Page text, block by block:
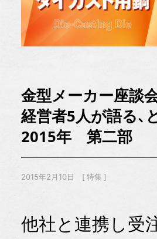
金型メーカー座談
経営者5人が語る、
2015年 第二部
2015年2月10日 特集
他社と連携し受